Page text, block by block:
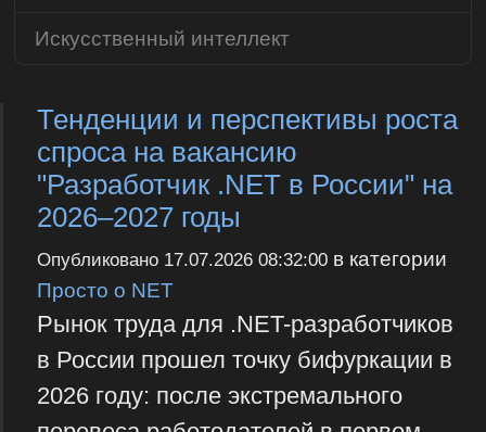
Тенденции и перспективы роста
спроса на вакансию
"Разработчик .NET в России" на
2026–2027 годы
Опубликовано 17.07.2026 08:32:00в категории
Просто о NET
Рынок труда для .NET-разработчиков
в России прошел точку бифуркации в
2026 году: после экстремального
Искусственный интеллект